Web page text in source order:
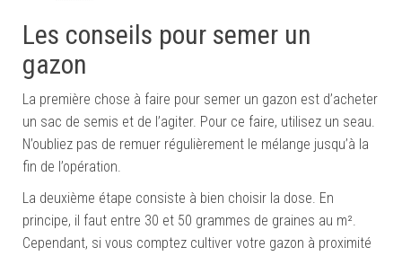
Les conseils pour semer un
gazon
La première chose à faire pour semer un gazon est d’acheter
un sac de semis et de l’agiter. Pour ce faire, utilisez un seau.
N’oubliez pas de remuer régulièrement le mélange jusqu’à la
fin de l’opération.
La deuxième étape consiste à bien choisir la dose. En
principe, il faut entre 30 et 50 grammes de graines au m².
Cependant, si vous comptez cultiver votre gazon à proximité